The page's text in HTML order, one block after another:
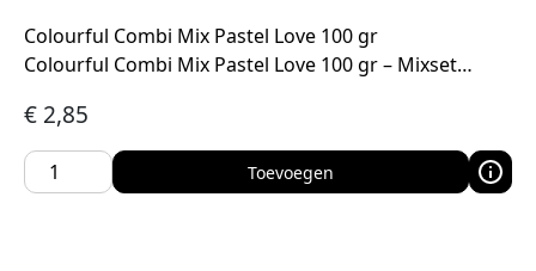
Colourful Combi Mix Pastel Love 100 gr
Colourful Combi Mix Pastel Love 100 gr – Mixset…
€ 2,85
Toevoegen